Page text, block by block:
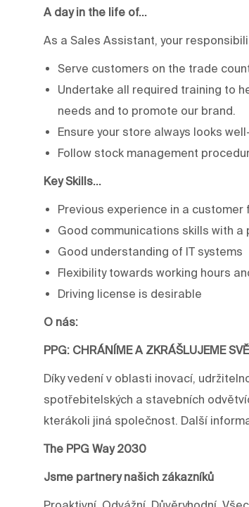
A day in the life of…
As a Sales Assistant, your
Serve customers on the trade
Undertake all required training to
needs and to promote our brand.
Ensure your store always looks
Follow stock management
Key Skills…
Previous experience in a
Good communications skills with
Good understanding of IT systems
Flexibility towards working hours
Driving license is desirable
O nás:
PPG: CHRÁNÍME A ZKRÁŠLUJEME
Díky vedení v oblasti inovací,
spotřebitelských a stavebních
kterákoli jiná společnost. Další
The PPG Way 2030
Jsme partnery našich zákazníků